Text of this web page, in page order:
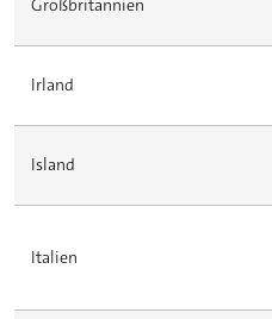
Großbritannien
Irland
Island
Italien